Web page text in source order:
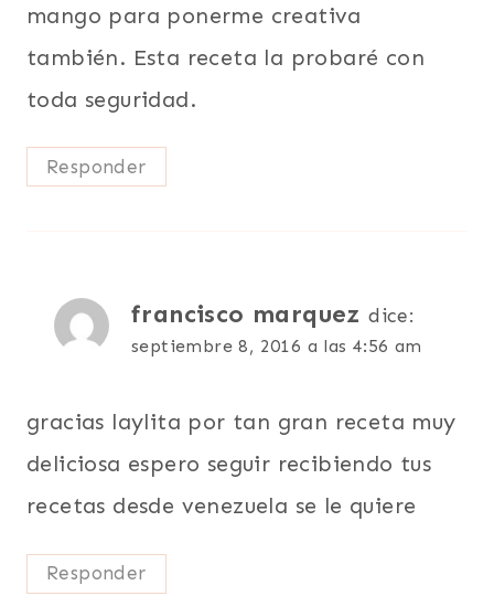
mango para ponerme creativa
también. Esta receta la probaré con
toda seguridad.
Responder
francisco marquez dice:
septiembre 8, 2016 a las 4:56 am
gracias laylita por tan gran receta muy
deliciosa espero seguir recibiendo tus
recetas desde venezuela se le quiere
Responder